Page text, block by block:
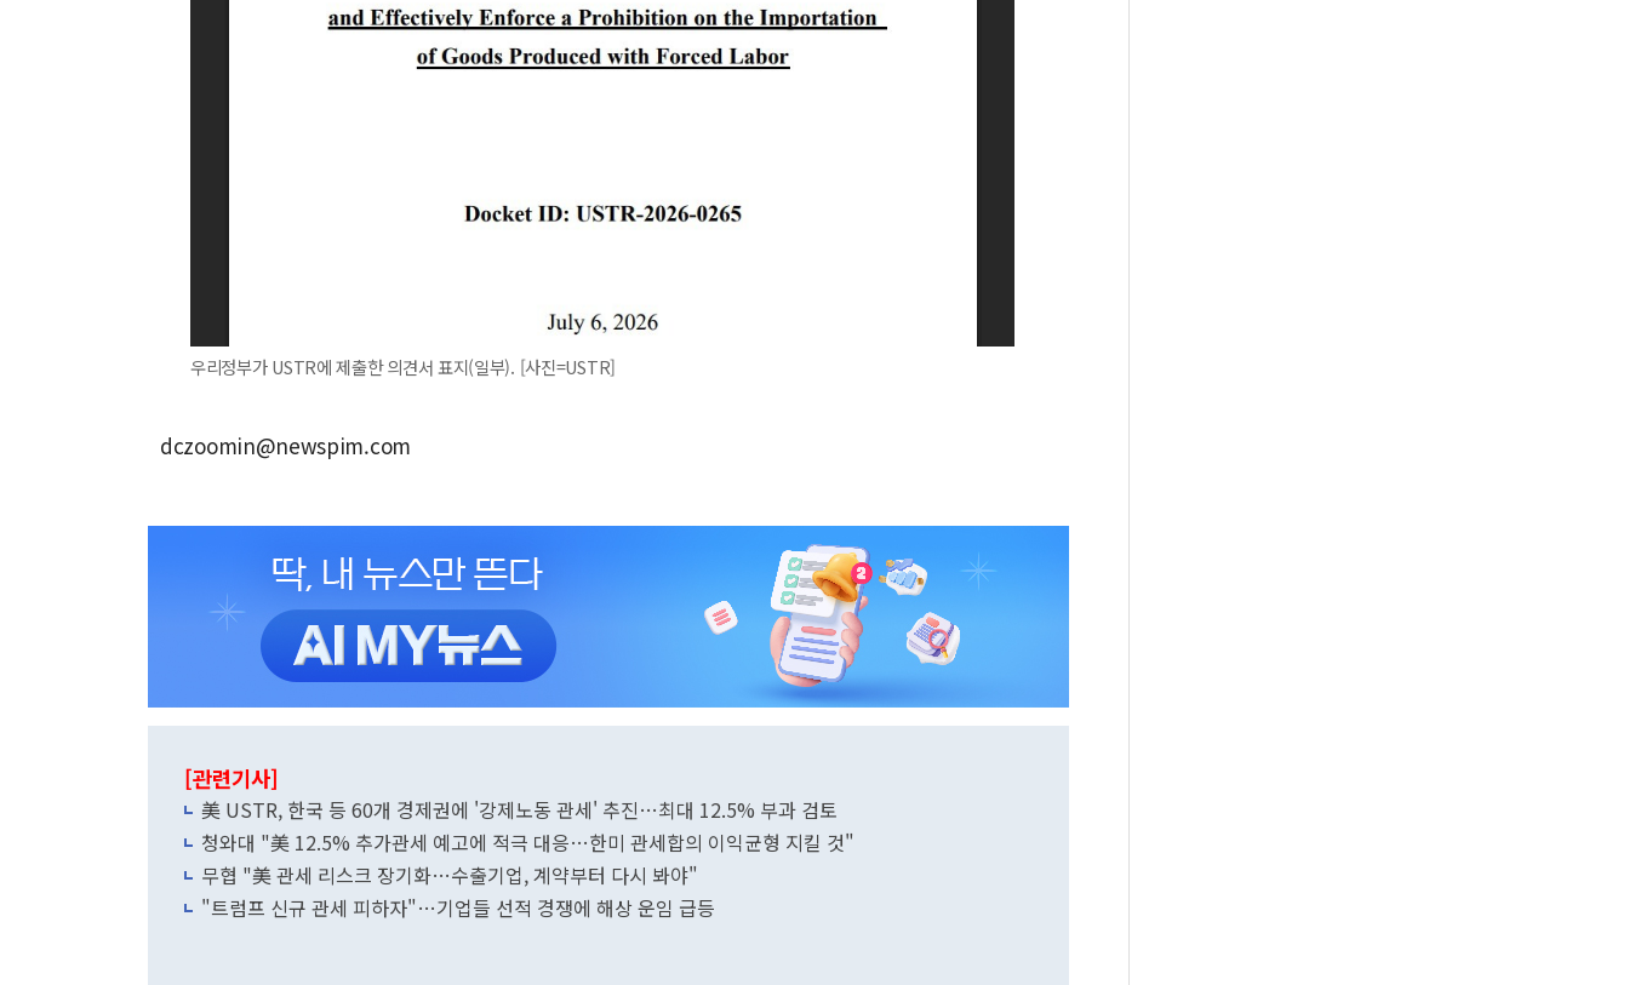
우리정부가 USTR에 제출한 의견서 표지(일부). [사진=USTR]
dczoomin@newspim.com
[관련기사]
美 USTR, 한국 등 60개 경제권에 '강제노동 관세' 추진…최대 12.5% 부과 검토
청와대 "美 12.5% 추가관세 예고에 적극 대응…한미 관세합의 이익균형 지킬 것"
무협 "美 관세 리스크 장기화…수출기업, 계약부터 다시 봐야"
"트럼프 신규 관세 피하자"…기업들 선적 경쟁에 해상 운임 급등